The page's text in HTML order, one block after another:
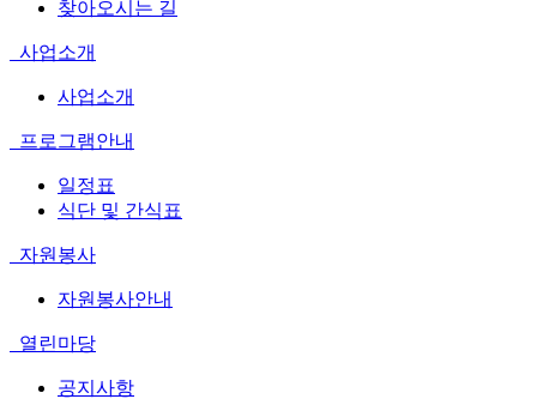
찾아오시는 길
사업소개
사업소개
프로그램안내
일정표
식단 및 간식표
자원봉사
자원봉사안내
열린마당
공지사항